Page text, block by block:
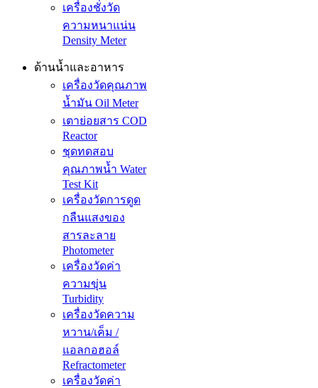
เครื่องชั่งวัด
ความหนาแน่น
Density Meter
ด้านน้ำและอาหาร
เครื่องวัดคุณภาพ
น้ำมัน Oil Meter
เตาย่อยสาร COD
Reactor
ชุดทดสอบ
คุณภาพน้ำ Water
Test Kit
เครื่องวัดการดูด
กลืนแสงของ
สารละลาย
Photometer
เครื่องวัดค่า
ความขุ่น
Turbidity
เครื่องวัดความ
หวาน/เค็ม /
แอลกอฮอล์
Refractometer
เครื่องวัดค่า